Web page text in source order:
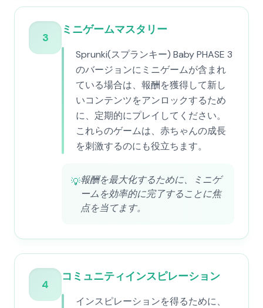
3
ミニゲームマスタリー
Sprunki(スプランキー) Baby PHASE 3
のバージョンにミニゲームが含まれ
ている場合は、報酬を獲得して新し
いコンテンツをアンロックするため
に、定期的にプレイしてください。
これらのゲームは、赤ちゃんの成長
を刺激するのにも役立ちます。
💡報酬を最大化するために、ミニゲ
ームを効率的に完了することに焦
点を当てます。
4
コミュニティインスピレーション
インスピレーションを得るために、